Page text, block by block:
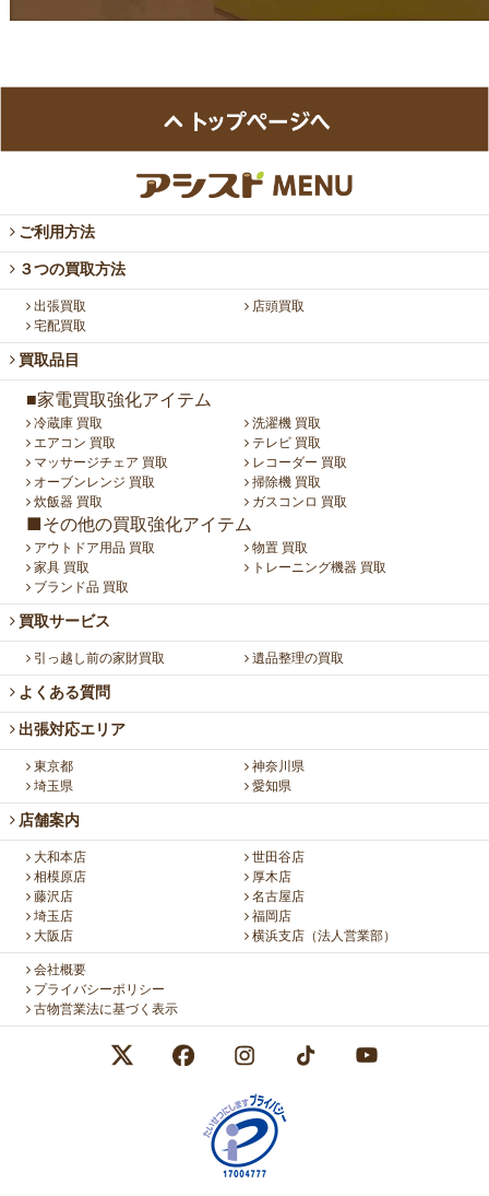
ご利用方法
３つの買取方法
出張買取
店頭買取
宅配買取
買取品目
■家電買取強化アイテム
冷蔵庫 買取
洗濯機 買取
エアコン 買取
テレビ 買取
マッサージチェア 買取
レコーダー 買取
オーブンレンジ 買取
掃除機 買取
炊飯器 買取
ガスコンロ 買取
■その他の買取強化アイテム
アウトドア用品 買取
物置 買取
家具 買取
トレーニング機器 買取
ブランド品 買取
買取サービス
引っ越し前の家財買取 遺品整理の買取
よくある質問
出張対応エリア
東京都
神奈川県
埼玉県
愛知県
店舗案内
大和本店
世田谷店
相模原店
厚木店
藤沢店
名古屋店
埼玉店
福岡店
大阪店
横浜支店（法人営業部）
会社概要
プライバシーポリシー
古物営業法に基づく表示